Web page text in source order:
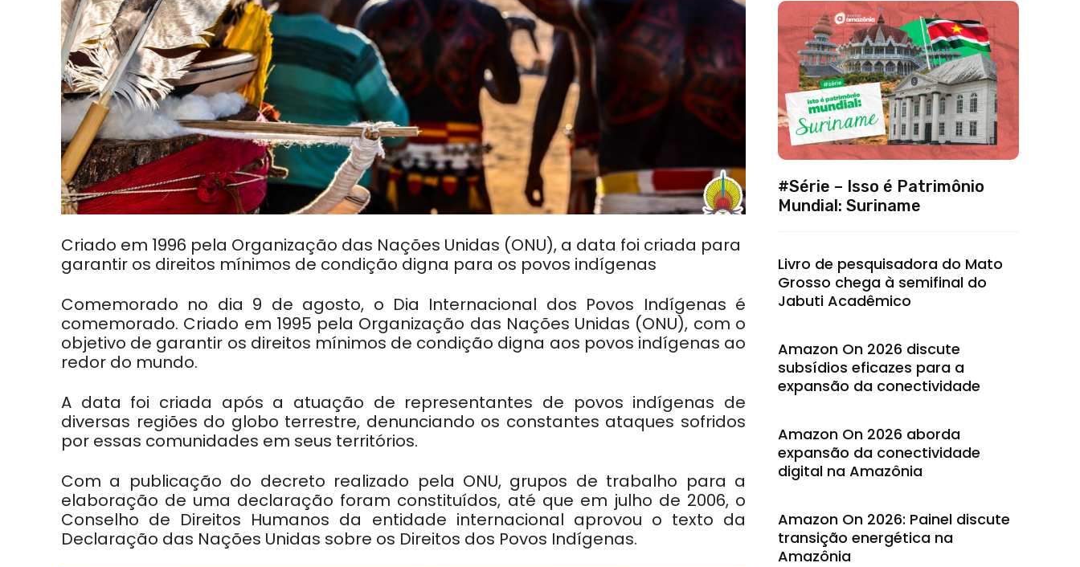
Criado em 1996 pela Organização das Nações Unidas (ONU), a data foi criada para
garantir os direitos mínimos de condição digna para os povos indígenas
Comemorado no dia 9 de agosto, o Dia Internacional dos Povos Indígenas é
comemorado. Criado em 1995 pela Organização das Nações Unidas (ONU), com o
objetivo de garantir os direitos mínimos de condição digna aos povos indígenas ao
redor do mundo.
A data foi criada após a atuação de representantes de povos indígenas de
diversas regiões do globo terrestre, denunciando os constantes ataques sofridos
por essas comunidades em seus territórios.
Com a publicação do decreto realizado pela ONU, grupos de trabalho para a
elaboração de uma declaração foram constituídos, até que em julho de 2006, o
Conselho de Direitos Humanos da entidade internacional aprovou o texto da
Declaração das Nações Unidas sobre os Direitos dos Povos Indígenas.
#Série – Isso é Patrimônio
Mundial: Suriname
Livro de pesquisadora do Mato
Grosso chega à semifinal do
Jabuti Acadêmico
Amazon On 2026 discute
subsídios eficazes para a
expansão da conectividade
Amazon On 2026 aborda
expansão da conectividade
digital na Amazônia
Amazon On 2026: Painel discute
transição energética na
Amazônia